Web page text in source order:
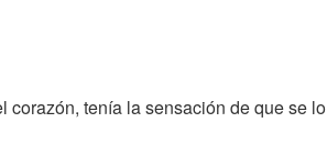
corazón, tenía la sensación de que se lo